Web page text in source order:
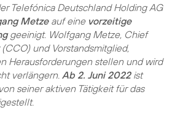
Telefónica Deutschland Holding AG
Metzeauf eine vorzeitige
geeinigt. Wolfgang Metze, Chief
und Vorstandsmitglied,
Herausforderungen stellen und wird
verlängern. Ab 2. Juni 2022ist
seiner aktiven Tätigkeit für das